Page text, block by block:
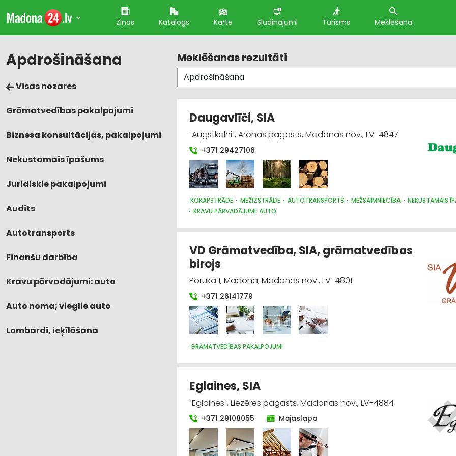
Ziņas Katalogs Karte Sludinājumi Tūrisms Meklēšana
Apdrošināšana
Visas nozares
Grāmatvedības pakalpojumi
Biznesa konsultācijas, pakalpojumi
Nekustamais īpašums
Juridiskie pakalpojumi
Audits
Autotransports
Finanšu darbība
Kravu pārvadājumi: auto
Auto noma; vieglie auto
Lombardi, ieķīlāšana
Meklēšanas rezultāti
Daugavlīči, SIA
"Augstkalni", Aronas pagasts, Madonas nov., LV-4847
+371 29427106
KOKAPSTRĀDE MEŽIZSTRĀDE AUTOTRANSPORTS MEŽSAIMNIECĪBA
NEKUSTAMAIS
KRAVU PĀRVADĀJUMI: AUTO
VD Grāmatvedība, SIA, grāmatvedības
birojs
Poruka 1, Madona, Madonas nov., LV-4801
+371 26141779
GRĀMATVEDĪBAS PAKALPOJUMI
Eglaines, SIA
"Eglaines", Liezēres pagasts, Madonas nov., LV-4884
+371 29108055 Mājaslapa